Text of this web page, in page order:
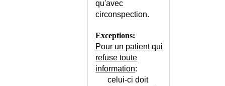
INSUFFISANCE CARDIAQUE
INSUFFISANCE CARDIAQUE -
INSUFFISANCE CARDIAQUE DU
qu'avec
circonspection.
Exceptions:
Pour un patient qui
refuse toute
information:
celui-ci doit